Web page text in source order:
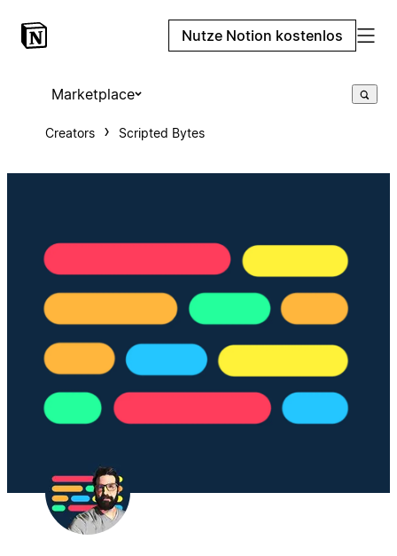
Nutze Notion kostenlos
Marketplace
Creators Scripted Bytes